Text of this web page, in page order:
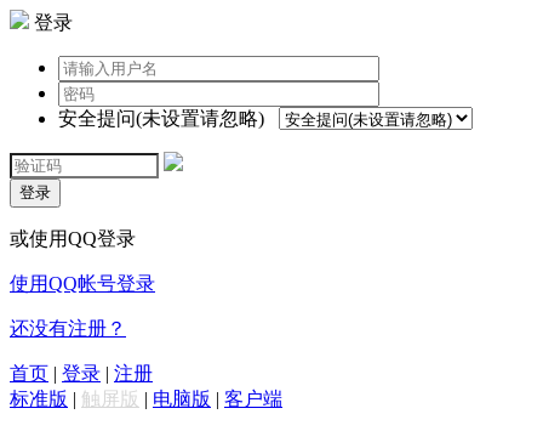
登录
安全提问(未设置请忽略)
登录
或使用QQ登录
使用QQ帐号登录
还没有注册？
首页 | 登录 | 注册
标准版 | 触屏版 | 电脑版 | 客户端